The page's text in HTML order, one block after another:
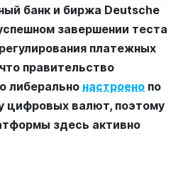
банк и биржа Deutsche
завершении теста
платежных
правительство
либерально настроено по
цифровых валют, поэтому
здесь активно